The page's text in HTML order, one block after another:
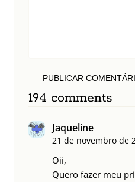
PUBLICAR
194 comments
Jaqueline
21 de novembro de
Oii,
Quero fazer meu